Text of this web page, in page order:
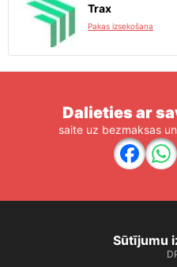
Trax
Pakas izsekošana
Dalieties ar
saite uz bezmaksas
Sūtījumu